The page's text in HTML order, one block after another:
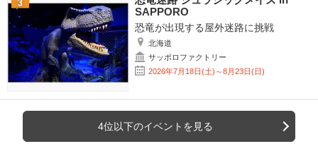
SAPPORO
恐竜が出現する屋外迷路に挑戦
北海道
サッポロファクトリー
2026年7月18日(土)～8月23日(日)
4位以下のイベントを見る